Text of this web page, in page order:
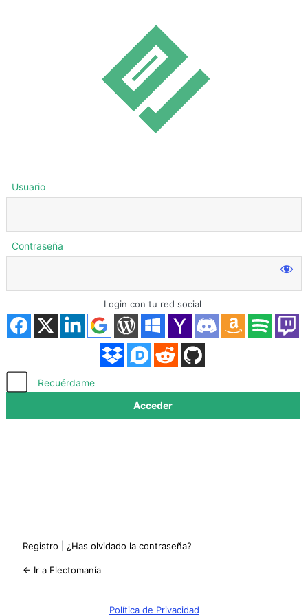
Acceder
Usuario
Contraseña
Login con tu red social
Recuérdame
Registro ¿Has olvidado la contraseña?
← Ir a Electomanía
Política de Privacidad